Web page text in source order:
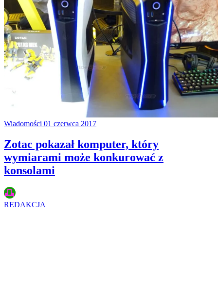
Wiadomości 01 czerwca 2017
Zotac pokazał komputer, który
wymiarami może konkurować z
konsolami
REDAKCJA